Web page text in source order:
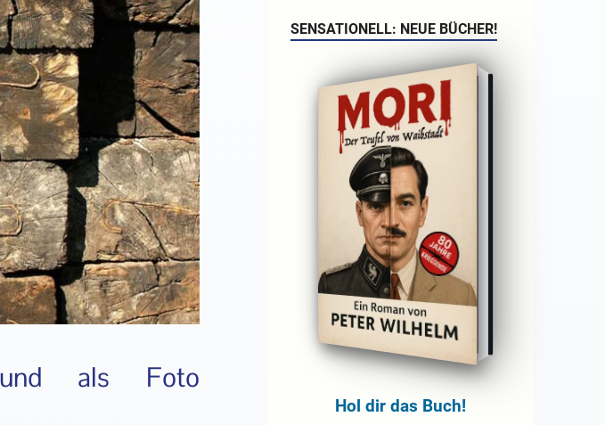
als Foto
SENSATIONELL: NEUE BÜCHER!
Hol dir das Buch!